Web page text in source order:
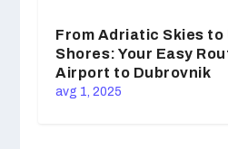
From Adriatic Skies to
Shores: Your Easy
Airport to Dubrovnik
avg 1, 2025